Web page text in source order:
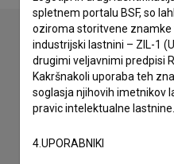
Stik z uredništvom
Spoštovani, s pomočjo
stik z uredništvom Baze
spletnem portalu BSF, so
oziroma storitvene znamke
industrijski lastnini – ZIL-1
drugimi veljavnimi predpisi
Kakršnakoli uporaba teh
soglasja njihovih imetnikov
pravic intelektualne lastnine.
4.UPORABNIKI